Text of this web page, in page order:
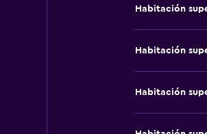
Habitación
Habitación
Habitación